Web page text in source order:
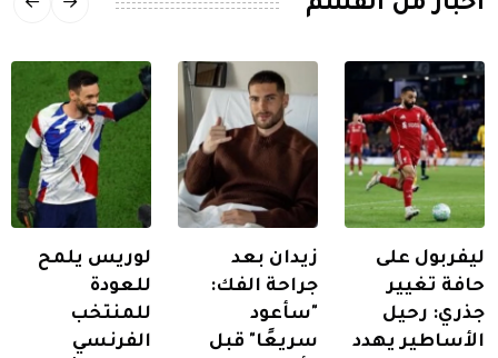
اخبار من القسم
ليفربول على
حافة تغيير
جذري: رحيل
الأساطير يهدد
زيدان بعد
جراحة الفك:
"سأعود
سريعًا" قبل
لوريس يلمح
للعودة
للمنتخب
الفرنسي